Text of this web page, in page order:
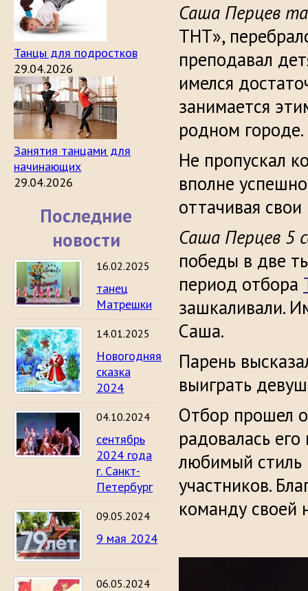
Танцы для подростков
29.04.2026
Занятия танцами для
начинающих
29.04.2026
Последние
новости
16.02.2025
танец
Матрешки
14.01.2025
Новогодняя
сказка
2024
04.10.2024
сентябрь
2024 года
г. Санкт-
Петербург
09.05.2024
9 мая 2024
06.05.2024
Саша Перцев
ТНТ»,
преподавал
имелся
занимается
родном городе.
Не пропускал
вполне
оттачивая
Саша Перцев 5
победы в две
период отбора
зашкаливали.
Саша.
Парень
выиграть
Отбор прошел
радовалась
любимый стиль
участников.
команду своей